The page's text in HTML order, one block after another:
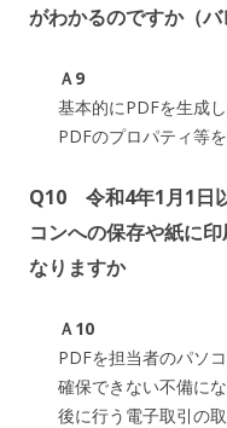
がわかるのですか（バ
Ａ9
基本的にPDFを生成
PDFのプロパティ等
Q10 令和4年1月1日
コンへの保存や紙に
なりますか
Ａ10
PDFを担当者のパソ
確保できない不備に
後に行う電子取引の